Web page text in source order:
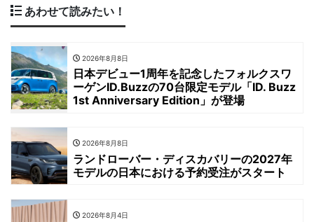
あわせて読みたい！
2026年8月8日
日本デビュー1周年を記念したフォルクスワ
ーゲンID.Buzzの70台限定モデル「ID. Buzz
1st Anniversary Edition」が登場
2026年8月8日
ランドローバー・ディスカバリーの2027年
モデルの日本における予約受注がスタート
2026年8月4日